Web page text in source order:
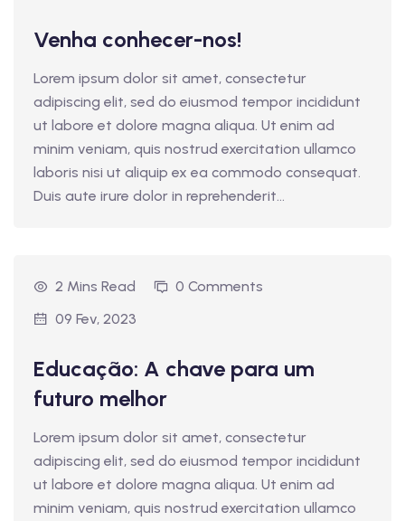
Venha conhecer-nos!
Lorem ipsum dolor sit amet, consectetur
adipiscing elit, sed do eiusmod tempor incididunt
ut labore et dolore magna aliqua. Ut enim ad
minim veniam, quis nostrud exercitation ullamco
laboris nisi ut aliquip ex ea commodo consequat.
Duis aute irure dolor in reprehenderit...
2 Mins Read
0 Comments
09 Fev, 2023
Educação: A chave para um
futuro melhor
Lorem ipsum dolor sit amet, consectetur
adipiscing elit, sed do eiusmod tempor incididunt
ut labore et dolore magna aliqua. Ut enim ad
minim veniam, quis nostrud exercitation ullamco